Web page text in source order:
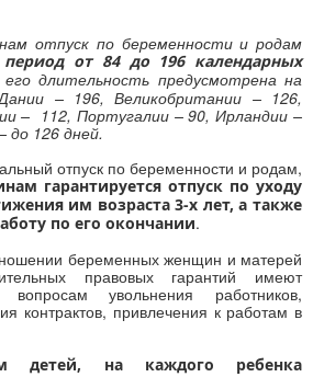
отпуск по беременности и родам
период от 84 до 196 календарных
длительность предусмотрена на
– 196, Великобритании – 126,
– 112, Португалии – 90, Ирландии –
до 126 дней.
отпуск по беременности и родам,
гарантируется отпуск по уходу
им возраста 3-х лет, а также
по его окончании.
беременных женщин и матерей
правовых гарантий имеют
увольнения работников,
контрактов, привлечения к работам в
детей, на каждого ребенка